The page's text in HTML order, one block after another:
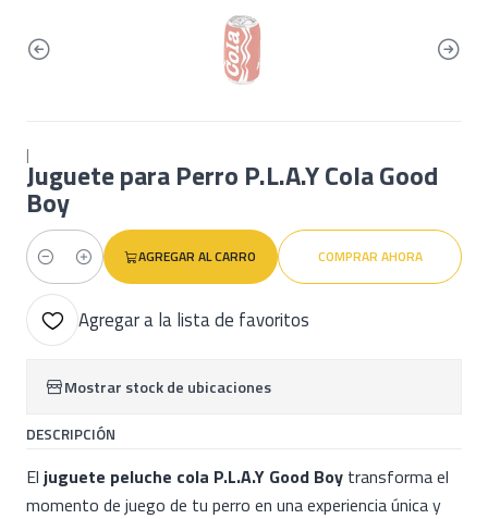
|
Juguete para Perro P.L.A.Y Cola Good
Boy
Cantidad
AGREGAR AL CARRO COMPRAR AHORA
Agregar a la lista de favoritos
Mostrar stock de ubicaciones
DESCRIPCIÓN
El juguete peluche cola P.L.A.Y Good Boy transforma el
momento de juego de tu perro en una experiencia única y